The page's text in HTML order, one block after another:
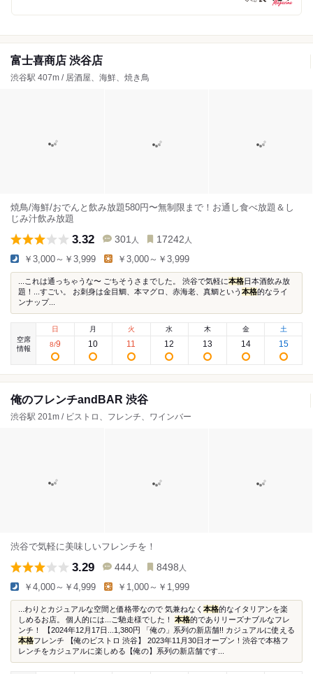
富士喜商店 渋谷店
渋谷駅 407m / 居酒屋、海鮮、焼き鳥
焼鳥/海鮮/おでんと飲み放題580円〜無制限まで！お通し食べ放題＆し
じみ汁飲み放題
3.32 301 人 17242 人
￥3,000～￥3,999 ￥3,000～￥3,999
...これは通っちゃうな〜 ごちそうさまでした。 渋谷で気軽に本格日本酒飲み放
題！...すごい。 お刺身は金目鯛、本マグロ、赤海老、真鯛という 本格的なライ
ンナップ...
空席
情報
日
8/9
月
10
火
11
水
12
木
13
金
14
土
15
俺のフレンチandBAR 渋谷
渋谷駅 201m / ビストロ、フレンチ、ワインバー
渋谷で気軽に美味しいフレンチを！
3.29 444 人 8498 人
￥4,000～￥4,999 ￥1,000～￥1,999
...わりとカジュアルな空間と価格帯なので 気兼ねなく 本格的なイタリアンを楽
しめるお店。 個人的には...ご馳走様でした！ 本格的でありリーズナブルなフレ
ンチ！ 【2024年12月17日...1,380円 「俺の」系列の新店舗!! カジュアルに使える
本格フレンチ 【俺のビストロ 渋谷】 2023年11月30日オープン！渋谷で本格フ
レンチをカジュアルに楽しめる【俺の】系列の新店舗です...